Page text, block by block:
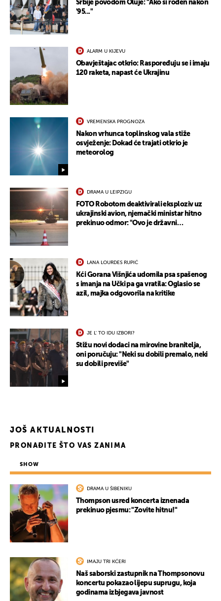
Srbije povodom Oluje: "Ako si rođen nakon
'95..."
ALARM U KIJEVU
Obavještajac otkrio: Raspoređuju se i imaju
120 raketa, napast će Ukrajinu
VREMENSKA PROGNOZA
Nakon vrhunca toplinskog vala stiže
osvježenje: Dokad će trajati otkrio je
meteorolog
DRAMA U LEIPZIGU
FOTO Robotom deaktivirali eksploziv uz
ukrajinski avion, njemački ministar hitno
prekinuo odmor: "Ovo je državni
LANA LOURDES RUPIĆ
Kći Gorana Višnjića udomila psa spašenog
s imanja na Učki pa ga vratila: Oglasio se
azil, majka odgovorila na kritike
JE L' TO IDU IZBORI?
Stižu novi dodaci na mirovine branitelja,
oni poručuju: "Neki su dobili premalo, neki
su dobili previše"
JOŠ AKTUALNOSTI
PRONAĐITE ŠTO VAS ZANIMA
SHOW
DRAMA U ŠIBENIKU
Thompson usred koncerta iznenada
prekinuo pjesmu: "Zovite hitnu!"
IMAJU TRI KĆERI
Naš saborski zastupnik na Thompsonovu
koncertu pokazao lijepu suprugu, koja
godinama izbjegava javnost
UKLJUČITE NOTIFIKACIJE